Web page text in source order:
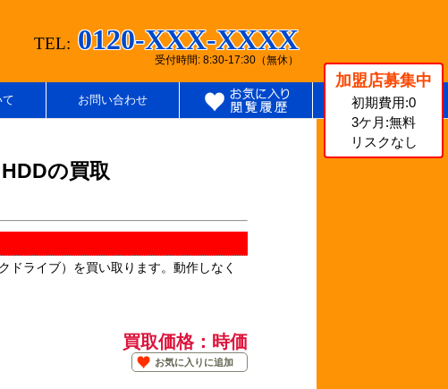
TEL: 0120-XXX-XXXX
受付時間: 8:30-17:30（無休）
て お問い合わせ
の買取
ドライブ）を買い取ります。動作しなく
買取価格：時価
お気に入りに追加
加盟店募集中
初期費用:0
3ケ月:無料
リスクなし